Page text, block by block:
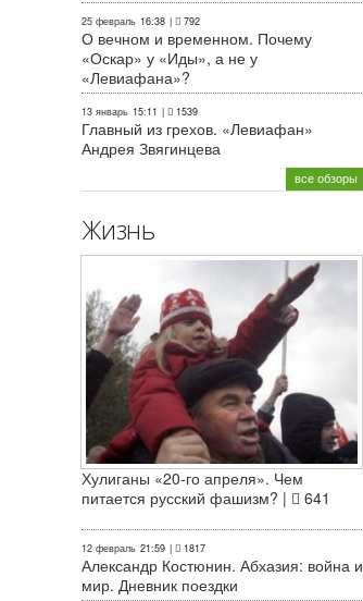
25 февраль 16:38 | 792
О вечном и временном. Почему
«Оскар» у «Иды», а не у
«Левиафана»?
13 январь 15:11 | 1539
Главный из грехов. «Левиафан»
Андрея Звягинцева
все обзоры
Жизнь
Хулиганы «20-го апреля». Чем
питается русский фашизм? |
641
12 февраль 21:59 | 1817
Александр Костюнин. Абхазия: война и
мир. Дневник поездки